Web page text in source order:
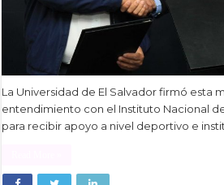
La Universidad de El Salvador firmó esta
entendimiento con el Instituto Nacional
para recibir apoyo a nivel deportivo e